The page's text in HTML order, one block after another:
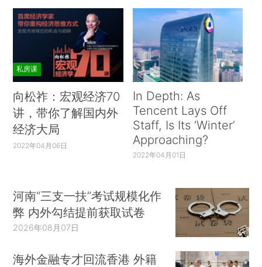
私房课
向松祚：宏观经济70
讲，带你了解国内外
经济大局
2022年04月06日
In Depth: As
Tencent Lays Off
Staff, Is Its ‘Winter’
Approaching?
2022年04月01日
河南“三支一扶”考试规模化作
弊 内外勾结提前获取试卷
2026年08月07日
海外金融专才回流香港 外籍